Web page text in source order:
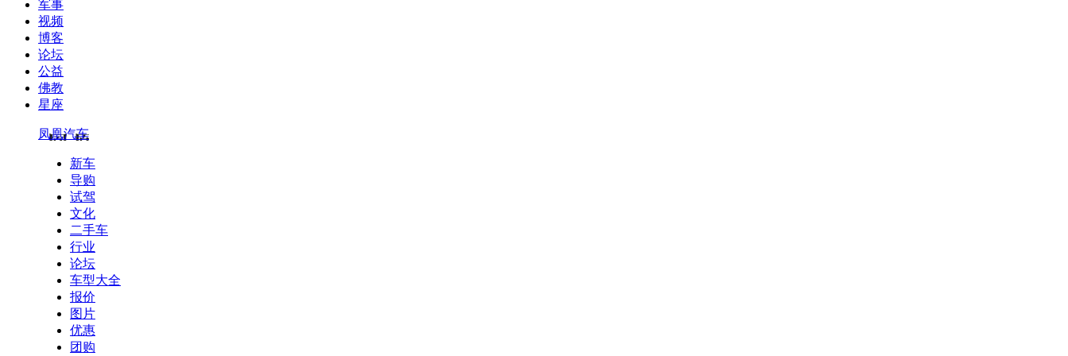
军事
视频
博客
论坛
公益
佛教
星座
凤凰汽车
新车
导购
试驾
文化
二手车
行业
论坛
车型大全
报价
图片
优惠
团购